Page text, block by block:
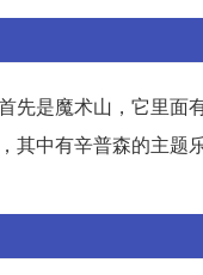
是魔术山，它里面
中有辛普森的主